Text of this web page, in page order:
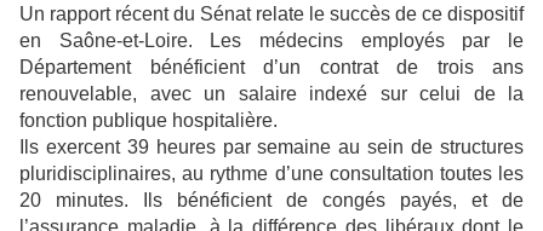
Un rapport récent du Sénat relate le succès de ce dispositif
en Saône-et-Loire. Les médecins employés par le
Département bénéficient d’un contrat de trois ans
renouvelable, avec un salaire indexé sur celui de la
fonction publique hospitalière.
Ils exercent 39 heures par semaine au sein de structures
pluridisciplinaires, au rythme d’une consultation toutes les
20 minutes. Ils bénéficient de congés payés, et de